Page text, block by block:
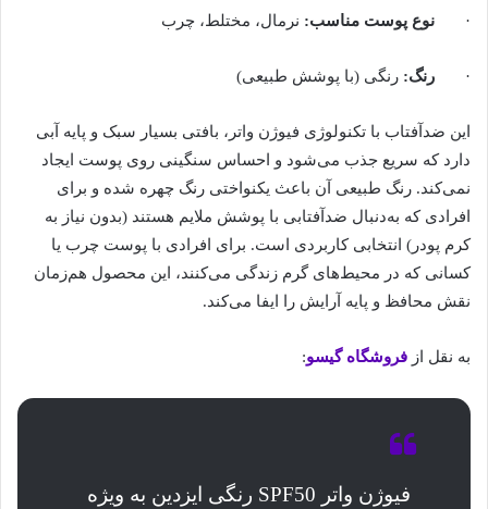
· نوع پوست مناسب: نرمال، مختلط، چرب
· رنگ: رنگی (با پوشش طبیعی)
این ضدآفتاب با تکنولوژی فیوژن واتر، بافتی بسیار سبک و پایه آبی
دارد که سریع جذب می‌شود و احساس سنگینی روی پوست ایجاد
نمی‌کند. رنگ طبیعی آن باعث یکنواختی رنگ چهره شده و برای
افرادی که به‌دنبال ضدآفتابی با پوشش ملایم هستند (بدون نیاز به
کرم پودر) انتخابی کاربردی است. برای افرادی با پوست چرب یا
کسانی که در محیط‌های گرم زندگی می‌کنند، این محصول هم‌زمان
نقش محافظ و پایه آرایش را ایفا می‌کند.
به نقل از فروشگاه گیسو:
فیوژن واتر SPF50 رنگی ایزدین به ویژه